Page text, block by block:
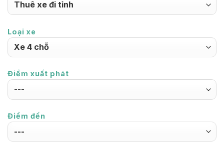
Loại xe
Điểm xuất phát
Điểm đến